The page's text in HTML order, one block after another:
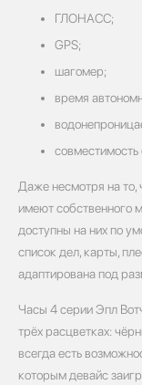
ГЛОНАСС;
GPS;
шагомер;
время
совместимость
Даже несмотря на то,
имеют собственного
доступны на них по
список дел, карты,
адаптирована под
Часы 4 серии Эпл
трёх расцветках:
всегда есть
которым девайс